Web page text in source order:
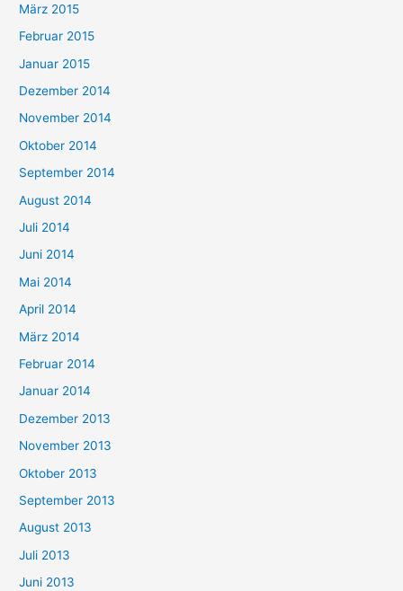
März 2015
Februar 2015
Januar 2015
Dezember 2014
November 2014
Oktober 2014
September 2014
August 2014
Juli 2014
Juni 2014
Mai 2014
April 2014
März 2014
Februar 2014
Januar 2014
Dezember 2013
November 2013
Oktober 2013
September 2013
August 2013
Juli 2013
Juni 2013